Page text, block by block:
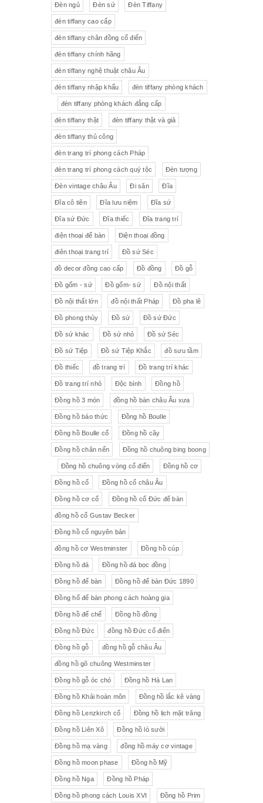
Rượu Whisky Rượu vang
Tượng gốm Đèn bàn
Tượng Bộ trà sứ Tiệp
Đèn ngủ Đèn sứ Đèn Tiffany
đèn tiffany cao cấp
đèn tiffany chân đồng cổ điển
đèn tiffany chính hãng
đèn tiffany nghệ thuật châu Âu
đèn tiffany nhập khẩu đèn tiffany phòng khách
đèn tiffany phòng khách đẳng cấp
đèn tiffany thật đèn tiffany thật và giả
đèn tiffany thủ công
đèn trang trí phong cách Pháp
đèn trang trí phong cách quý tộc Đèn tượng
Đèn vintage châu Âu Đi săn Đĩa
Đĩa cô tiên Đĩa lưu niệm Đĩa sứ
Đĩa sứ Đức Đĩa thiếc Đĩa trang trí
điện thoại để bàn Điện thoại đồng
điên thoại trang trí Đồ sứ Séc
đồ decor đồng cao cấp Đồ đồng Đồ gỗ
Đồ gốm - sứ Đồ gốm- sứ Đồ nội thất
Đồ nội thất lớn đồ nội thất Pháp Đồ pha lê
Đồ phong thủy Đồ sứ Đồ sứ Đức
Đồ sứ khác Đồ sứ nhỏ Đồ sứ Séc
Đồ sứ Tiệp Đồ sứ Tiệp Khắc đồ sưu tầm
Đồ thiếc đồ trang trí Đồ trang trí khác
Đồ trang trí nhỏ Độc bình Đồng hồ
Đồng hồ 3 món đồng hồ bàn châu Âu xưa
Đồng hồ báo thức Đồng hồ Boulle
Đồng hồ Boulle cổ Đồng hồ cây
Đồng hồ chân nến Đồng hồ chuông bing boong
Đồng hồ chuông vòng cổ điển Đồng hồ cơ
Đồng hồ cổ Đồng hồ cổ châu Âu
Đồng hồ cơ cổ Đồng hồ cổ Đức để bàn
đồng hồ cổ Gustav Becker
Đồng hồ cổ nguyên bản
đồng hồ cơ Westminster Đồng hồ cúp
Đồng hồ đá Đồng hồ đá bọc đồng
Đồng hồ để bàn Đồng hồ để bàn Đức 1890
Đồng hổ để bàn phong cách hoàng gia
Đồng hồ đế chế Đồng hồ đồng
Đồng hồ Đức đồng hồ Đức cổ điển
Đồng hồ gỗ đồng hồ gỗ châu Âu
đồng hồ gõ chuông Westminster
Đồng hồ gỗ óc chó Đồng hồ Hà Lan
Đồng hồ Khải hoàn môn Đồng hồ lắc kê vàng
Đồng hồ Lenzkirch cổ Đồng hồ lịch mặt trăng
Đồng hồ Liên Xô Đồng hồ lò sưởi
Đồng hồ mạ vàng đồng hồ máy cơ vintage
Đồng hồ moon phase Đồng hồ Mỹ
Đồng hồ Nga Đồng hồ Pháp
Đồng hồ phong cách Louis XVI Đồng hồ Prim